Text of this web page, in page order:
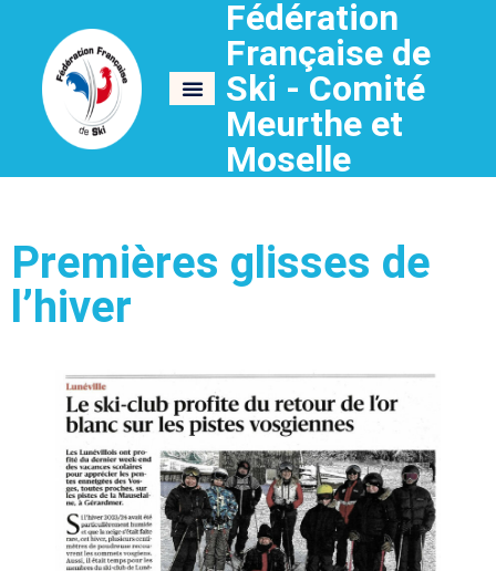
Fédération
Française de
Ski - Comité
Meurthe et
Moselle
Premières glisses de
l’hiver